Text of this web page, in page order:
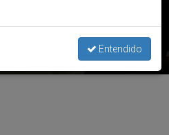
Entendido